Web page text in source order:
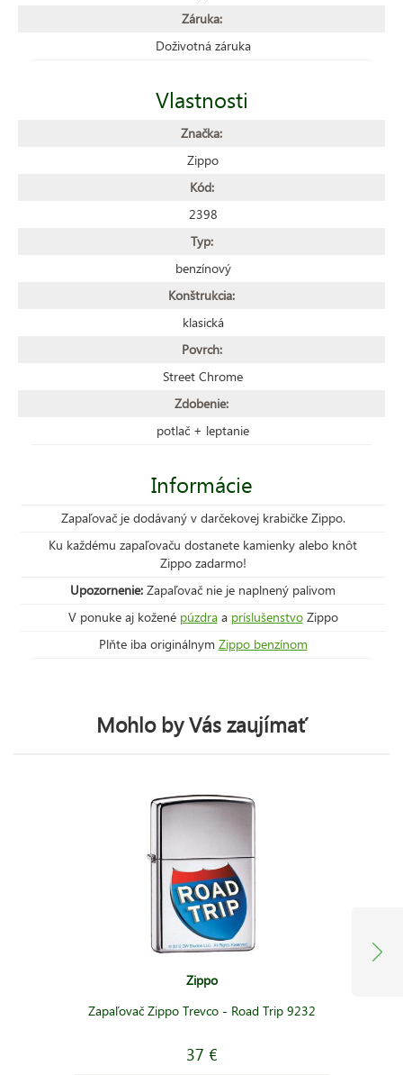
Záruka:
Doživotná záruka
Vlastnosti
Značka:
Zippo
Kód:
2398
Typ:
benzínový
Konštrukcia:
klasická
Povrch:
Street Chrome
Zdobenie:
potlač + leptanie
Informácie
Zapaľovač je dodávaný v darčekovej krabičke Zippo.
Ku každému zapaľovaču dostanete kamienky alebo knôt
Zippo zadarmo!
Upozornenie: Zapaľovač nie je naplnený palivom
V ponuke aj kožené púzdraa príslušenstvoZippo
Plňte iba originálnym Zippo benzínom
Mohlo by Vás zaujímať
Zippo
Zapaľovač Zippo Trevco - Road Trip 9232
37 €